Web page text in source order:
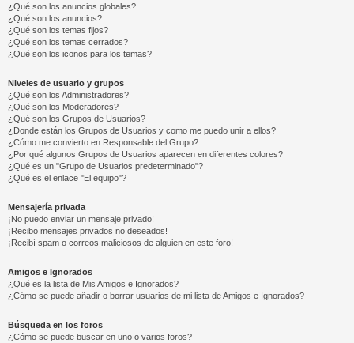
¿Qué son los anuncios globales?
¿Qué son los anuncios?
¿Qué son los temas fijos?
¿Qué son los temas cerrados?
¿Qué son los iconos para los temas?
Niveles de usuario y grupos
¿Qué son los Administradores?
¿Qué son los Moderadores?
¿Qué son los Grupos de Usuarios?
¿Donde están los Grupos de Usuarios y como me puedo unir a ellos?
¿Cómo me convierto en Responsable del Grupo?
¿Por qué algunos Grupos de Usuarios aparecen en diferentes colores?
¿Qué es un "Grupo de Usuarios predeterminado"?
¿Qué es el enlace "El equipo"?
Mensajería privada
¡No puedo enviar un mensaje privado!
¡Recibo mensajes privados no deseados!
¡Recibí spam o correos maliciosos de alguien en este foro!
Amigos e Ignorados
¿Qué es la lista de Mis Amigos e Ignorados?
¿Cómo se puede añadir o borrar usuarios de mi lista de Amigos e Ignorados?
Búsqueda en los foros
¿Cómo se puede buscar en uno o varios foros?